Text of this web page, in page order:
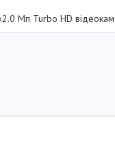
Мп Turbo HD